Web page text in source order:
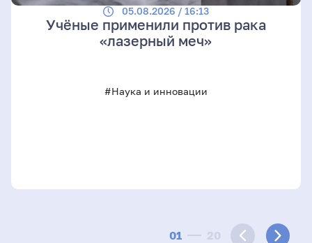
01 20
05.08.2026 / 16:13
Учёные применили против рака
«лазерный меч»
#Наука и инновации